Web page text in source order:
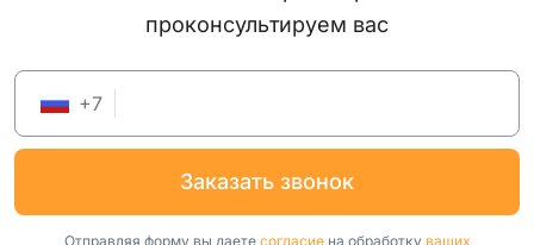
проконсультируем вас
+7
заказать звонок
Отправляя форму вы даете согласиена обработку ваших